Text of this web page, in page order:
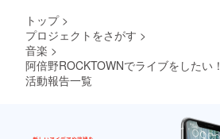
トップ >
プロジェクトをさがす >
音楽 >
阿倍野ROCKTOWNでライブをしたい！
活動報告一覧